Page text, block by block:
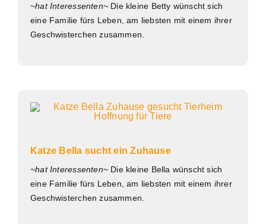
~hat Interessenten~Die kleine Betty wünscht sich
eine Familie fürs Leben, am liebsten mit einem ihrer
Geschwisterchen zusammen.
Katze Bella sucht ein Zuhause
~hat Interessenten~Die kleine Bella wünscht sich
eine Familie fürs Leben, am liebsten mit einem ihrer
Geschwisterchen zusammen.